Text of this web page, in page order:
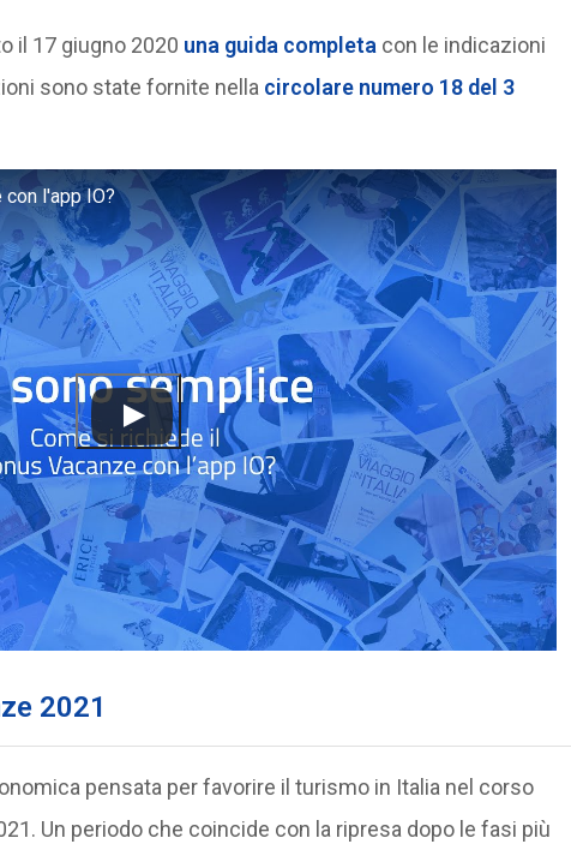
il 17 giugno 2020 una guida completa con le indicazioni
sono state fornite nella circolare numero 18 del 3
l'app IO?
2021
pensata per favorire il turismo in Italia nel corso
Un periodo che coincide con la ripresa dopo le fasi più